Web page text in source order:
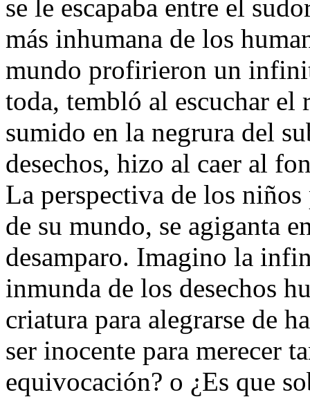
se le escapaba entre el
más inhumana de los
mundo profirieron un
toda, tembló al escuchar
sumido en la negrura del
desechos, hizo al caer al
La perspectiva de los
de su mundo, se agiganta
desamparo. Imagino la
inmunda de los desechos
criatura para alegrarse de
ser inocente para merecer
equivocación? o ¿Es que